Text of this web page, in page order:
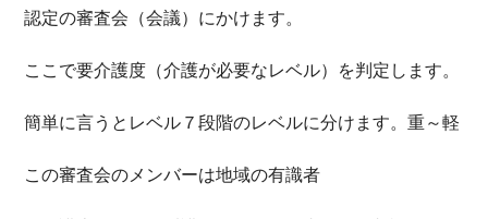
認定の審査会（会議）にかけます。
ここで要介護度（介護が必要なレベル）を判定します。
簡単に言うとレベル７段階のレベルに分けます。重～軽
この審査会のメンバーは地域の有識者